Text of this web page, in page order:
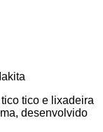
tico e lixadeira
desenvolvido